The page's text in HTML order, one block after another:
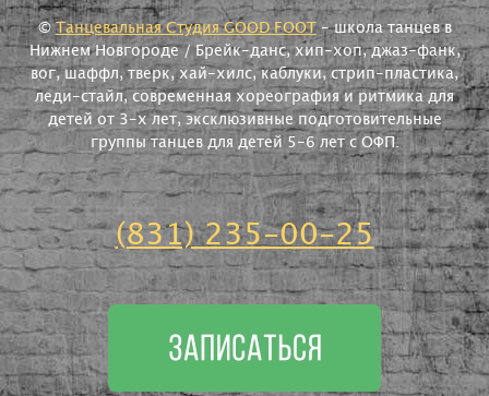
© Танцевальная Студия GOOD FOOT- школа танцев в
Нижнем Новгороде / Брейк-данс, хип-хоп, джаз-фанк,
вог, шаффл, тверк, хай-хилс, каблуки, стрип-пластика,
леди-стайл, современная хореография и ритмика для
детей от 3-х лет, эксклюзивные подготовительные
группы танцев для детей 5-6 лет с ОФП.
(831) 235-00-25